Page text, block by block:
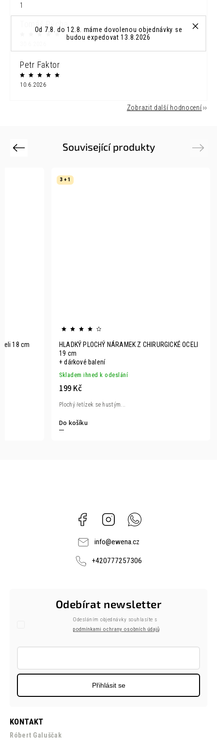
Od 7.8. do 12.8. máme dovolenou objednávky se
budou expedovat 13.8.2026
1
Petr Faktor
10.6.2026
Zobrazit další hodnocení
Související produkty
Previous
18 cm
3 + 1
HLADKÝ PLOCHÝ NÁRAMEK Z CHIRURGICKÉ OCELI
19 cm
+ dárkové balení
Skladem ihned k odeslání
199 Kč
Do košíku
Plochý řetízek se hustým...
Next
Facebook Instagram
info@ewena.cz
+420777257306
KONTAKT
Róbert Galuščak
Odebírat newsletter
Odesláním objednávky souhlasíte s
podmínkami ochrany osobních údajů
Přihlásit se